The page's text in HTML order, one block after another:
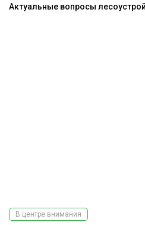
Актуальные вопросы
В центре внимания